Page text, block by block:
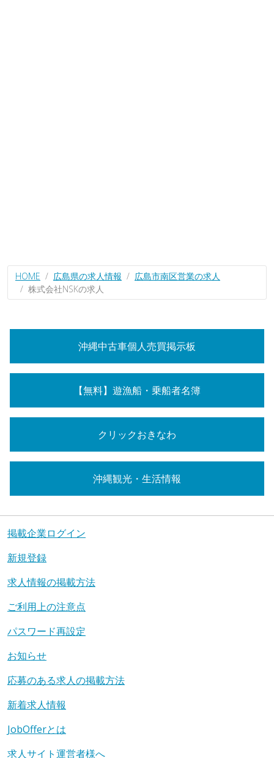
HOME 広島県の求人情報
広島市南区営業の求人
株式会社NSKの求人
沖縄中古車個人売買掲示板
【無料】遊漁船・乗船者名簿
クリックおきなわ
沖縄観光・生活情報
掲載企業ログイン
新規登録
求人情報の掲載方法
ご利用上の注意点
パスワード再設定
お知らせ
応募のある求人の掲載方法
新着求人情報
JobOfferとは
求人サイト運営者様へ